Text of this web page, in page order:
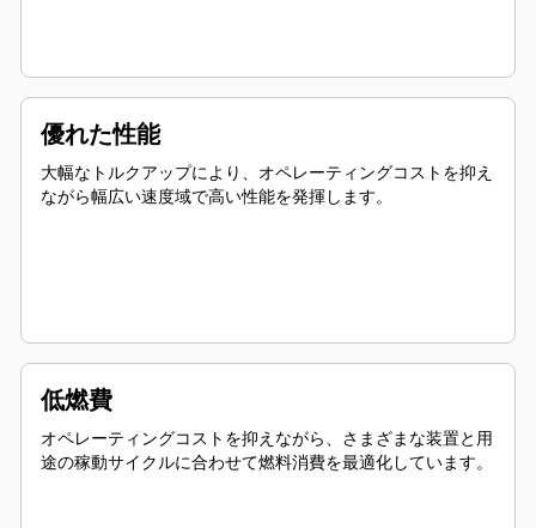
優れた性能
大幅なトルクアップにより、オペレーティングコストを抑え
ながら幅広い速度域で高い性能を発揮します。
低燃費
オペレーティングコストを抑えながら、さまざまな装置と用
途の稼動サイクルに合わせて燃料消費を最適化しています。